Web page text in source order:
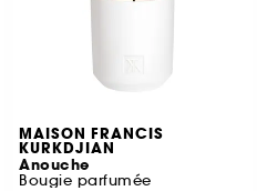
MAISON FRANCIS
KURKDJIAN
Anouche
Bougie parfumée